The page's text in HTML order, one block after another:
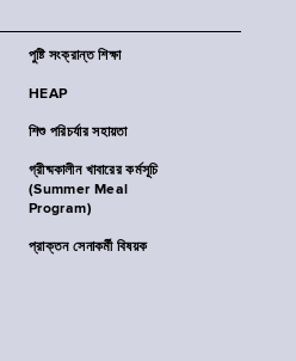
পুষ্টি সংক্রান্ত শিক্ষা
HEAP
শিশু পরিচর্যার সহায়তা
গ্রীষ্মকালীন খাবারের কর্মসূচি
(Summer Meal
Program)
প্রাক্তন সেনাকর্মী বিষয়ক